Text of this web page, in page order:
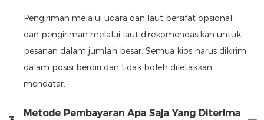
Pengiriman melalui udara dan laut bersifat opsional,
dan pengiriman melalui laut direkomendasikan untuk
pesanan dalam jumlah besar. Semua kios harus dikirim
dalam posisi berdiri dan tidak boleh diletakkan
mendatar.
Metode Pembayaran Apa Saja Yang Diterima